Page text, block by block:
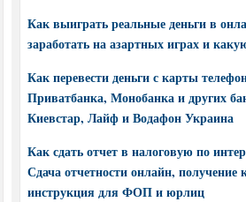
Как выиграть реальные деньги в
заработать на азартных играх и
Как перевести деньги с карты
Приватбанка, Монобанка и других
Киевстар, Лайф и Водафон Украина
Как сдать отчет в налоговую по
Сдача отчетности онлайн, получение
инструкция для ФОП и юрлиц